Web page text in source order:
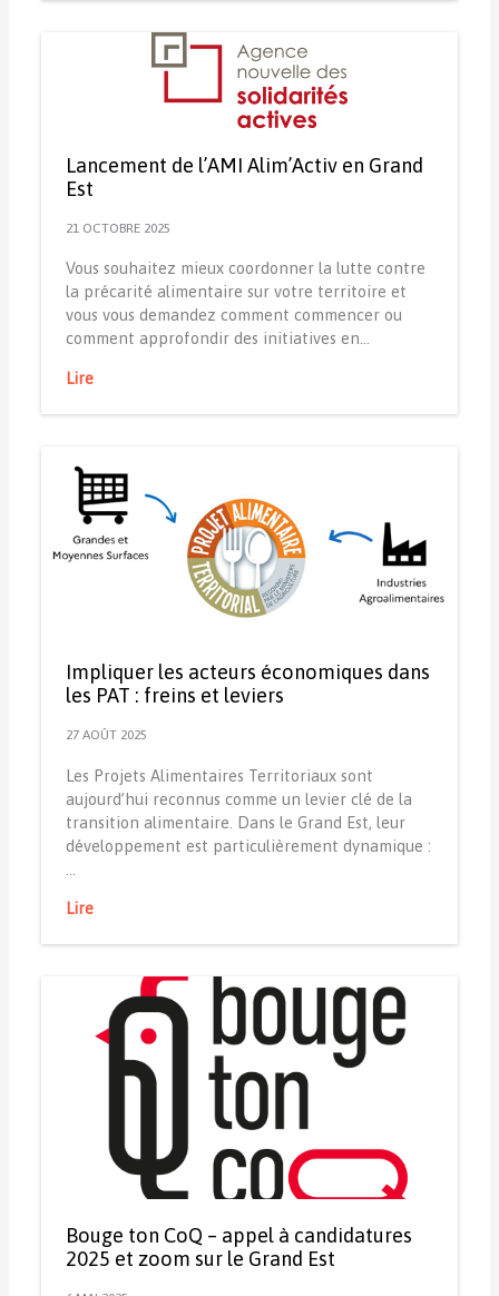
Lancement de l’AMI Alim’Activ en Grand
Est
21 OCTOBRE 2025
Vous souhaitez mieux coordonner la lutte contre
la précarité alimentaire sur votre territoire et
vous vous demandez comment commencer ou
comment approfondir des initiatives en…
Lire
Impliquer les acteurs économiques dans
les PAT : freins et leviers
27 AOÛT 2025
Les Projets Alimentaires Territoriaux sont
aujourd’hui reconnus comme un levier clé de la
transition alimentaire. Dans le Grand Est, leur
développement est particulièrement dynamique :
Lire
Bouge ton CoQ – appel à candidatures
2025 et zoom sur le Grand Est